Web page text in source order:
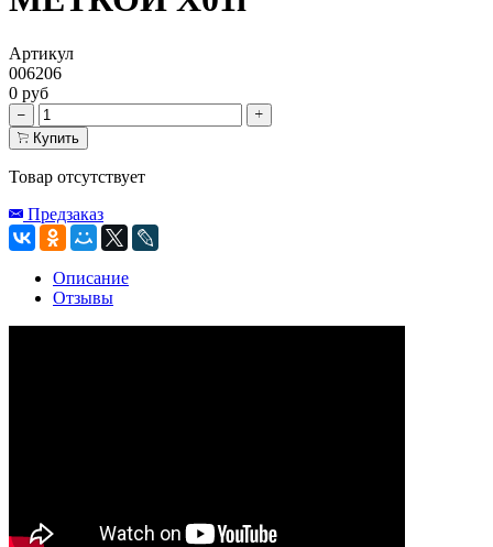
Артикул
006206
0 руб
Купить
Товар отсутствует
Предзаказ
Описание
Отзывы